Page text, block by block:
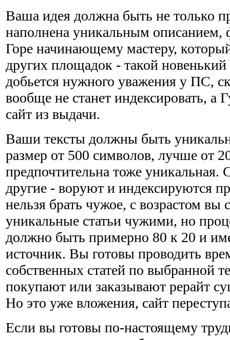
Ваша идея должна быть не только
наполнена уникальным описанием,
Горе начинающему мастеру,
других площадок - такой новенький
добьется нужного уважения у ПС,
вообще не станет индексировать, а
сайт из выдачи.
Ваши тексты должны быть
размер от 500 символов, лучше от
предпочтительна тоже уникальная.
другие - воруют и индексируются
нельзя брать чужое, с возрастом вы
уникальные статьи чужими, но
должно быть примерно 80 к 20 и
источник. Вы готовы проводить
собственных статей по выбранной
покупают или заказывают рерайт
Но это уже вложения, сайт
Если вы готовы по-настоящему